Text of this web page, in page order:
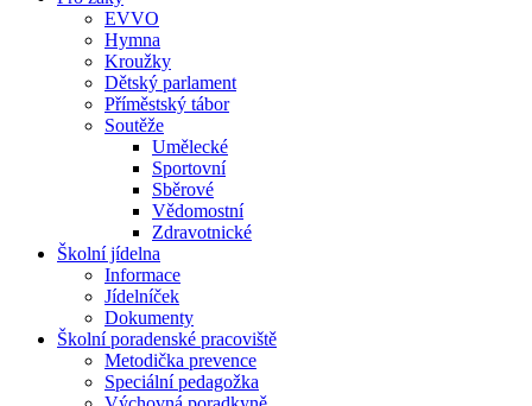
EVVO
Hymna
Kroužky
Dětský parlament
Příměstský tábor
Soutěže
Umělecké
Sportovní
Sběrové
Vědomostní
Zdravotnické
Školní jídelna
Informace
Jídelníček
Dokumenty
Školní poradenské pracoviště
Metodička prevence
Speciální pedagožka